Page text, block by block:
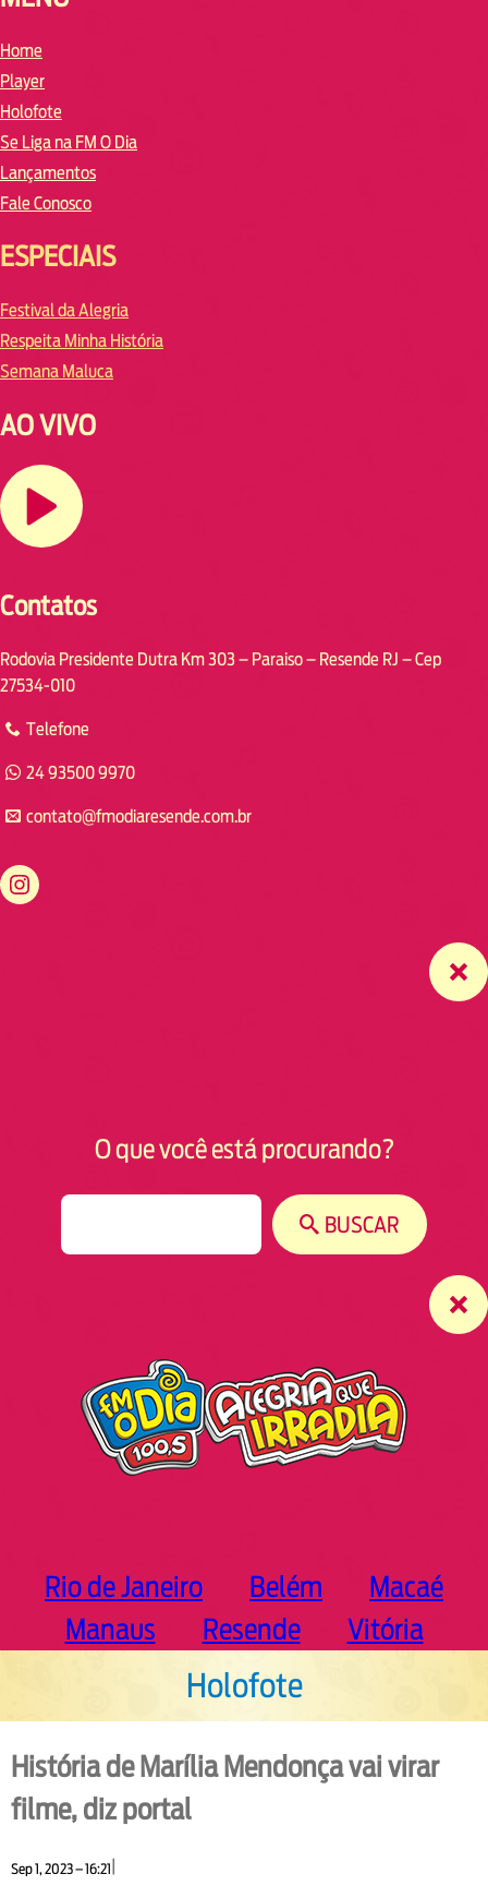
Home
Player
Holofote
Se Liga na FM O Dia
Lançamentos
Fale Conosco
ESPECIAIS
Festival da Alegria
Respeita Minha História
Semana Maluca
AO VIVO
Contatos
Rodovia Presidente Dutra Km 303 – Paraiso – Resende RJ – Cep
27534-010
Telefone
24 93500 9970
contato@fmodiaresende.com.br
https://www.instagram.com/fmodiaresende
O que você está procurando?
BUSCAR
Rio de Janeiro Belém
Macaé
Manaus
Resende Vitória
Holofote
História de Marília Mendonça vai virar
filme, diz portal
Sep 1, 2023 – 16:21